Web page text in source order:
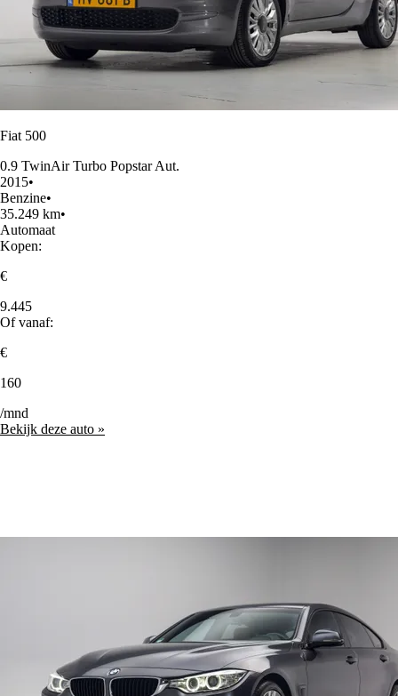
Fiat 500
0.9 TwinAir Turbo Popstar Aut.
2015•
Benzine•
35.249 km•
Automaat
Kopen:
€
9.445
Of vanaf:
€
160
/mnd
Bekijk deze auto »